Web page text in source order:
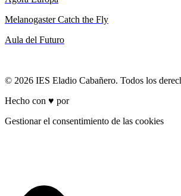
Melanogaster Catch the Fly
Aula del Futuro
© 2026 IES Eladio Cabañero. Todos los
Hecho con ♥ por
Gestionar el consentimiento de las cookies